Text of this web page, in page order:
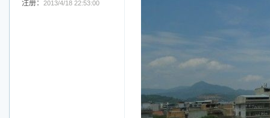
注册： 2013/4/18 22:53:00